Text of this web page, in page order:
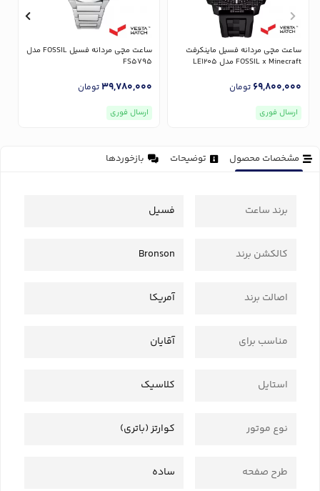
ساعت مچی مردانه فسیل ماینکرفت
FOSSIL x Minecraft مدل LE1205
69,800,000 تومان
ارسال فوری
ساعت مچی مردانه فسیل FOSSIL مدل
FS5795
39,780,000تومان
ارسال فوری
مشخصات محصول توضیحات بازخوردها
برند ساعت فسیل
کالکشن برند Bronson
اصالت برند آمریکا
مناسب برای آقایان
استایل کلاسیک
نوع موتور کوارتز (باتری)
طرح صفحه ساده